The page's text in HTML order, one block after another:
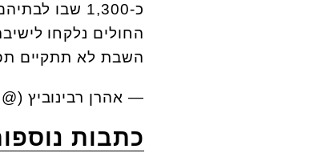
כ-1,300 שבו לבתיהם עם סיכוי לא קטן להמשך הדבקה.
החולים נלקחו
השבת לא תתקיים
— אהרן רבינוביץ (@AronRabino1)
כתבות